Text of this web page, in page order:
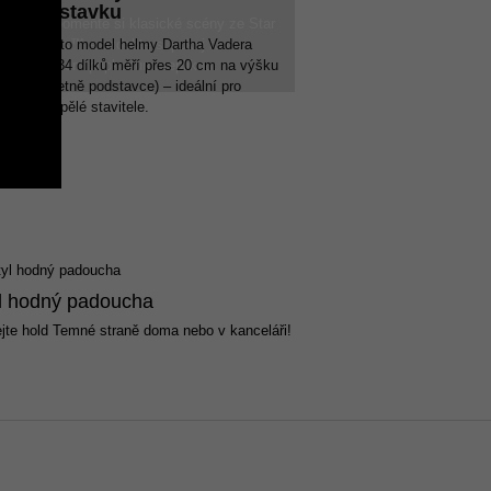
Připomeňte si klasické scény ze Star
Wars™ a ozdobte si pokoj touto
parádní popkulturní replikou.
výstavku
Tento model helmy Dartha Vadera
z 834 dílků měří přes 20 cm na výšku
(včetně podstavce) – ideální pro
dospělé stavitele.
hodný padoucha
hold Temné straně doma nebo v kanceláři!